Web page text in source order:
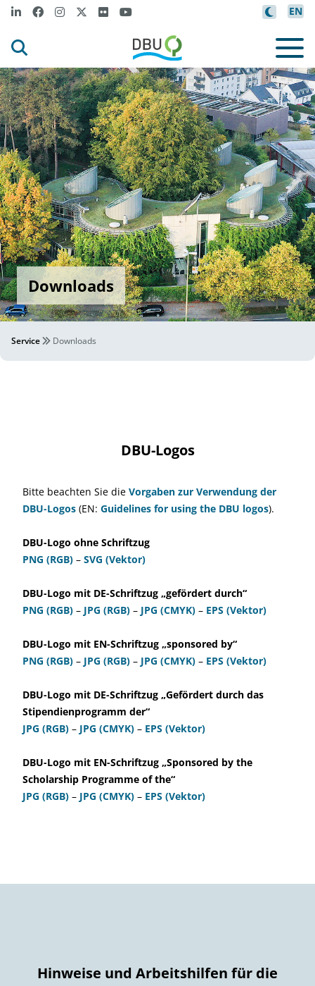
EN
Downloads
Service Downloads
DBU-Logos
Bitte beachten Sie die Vorgaben zur Verwendung der
DBU-Logos (EN: Guidelines for using the DBU logos).
DBU-Logo ohne Schriftzug
PNG (RGB) – SVG (Vektor)
DBU-Logo mit DE-Schriftzug „gefördert durch“
PNG (RGB) – JPG (RGB) – JPG (CMYK) – EPS (Vektor)
DBU-Logo mit EN-Schriftzug „sponsored by“
PNG (RGB) – JPG (RGB) – JPG (CMYK) – EPS (Vektor)
DBU-Logo mit DE-Schriftzug „Gefördert durch das
Stipendienprogramm der“
JPG (RGB) – JPG (CMYK) – EPS (Vektor)
DBU-Logo mit EN-Schriftzug „Sponsored by the
Scholarship Programme of the“
JPG (RGB) – JPG (CMYK) – EPS (Vektor)
Hinweise und Arbeitshilfen für die